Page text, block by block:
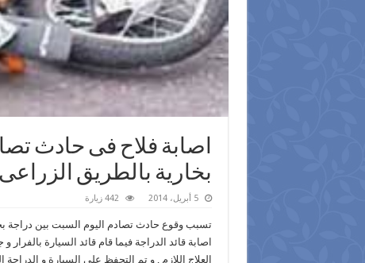
اصابة فلاح فى حادث
بخارية بالطريق
5 أبريل، 2014 442 زيارة
تسبب وقوع حادث تصادم اليوم السبت بين دراجة
اصابة قائد الدراجة فيما قام قائد السيارة
العلاج اللازم , و تم التحفظ على السيارة و